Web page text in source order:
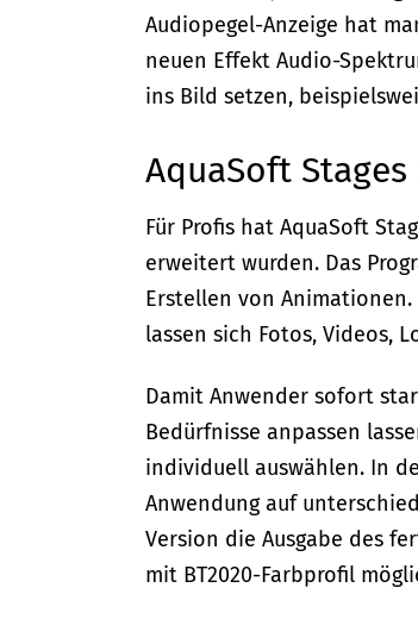
Audiopegel-Anzeige hat
neuen Effekt Audio-
ins Bild setzen,
AquaSoft
Für Profis hat AquaSoft
erweitert wurden. Das
Erstellen von
lassen sich Fotos, Videos,
Damit Anwender sofort
Bedürfnisse anpassen
individuell auswählen. In
Anwendung auf
Version die Ausgabe des
mit BT2020-Farbprofil